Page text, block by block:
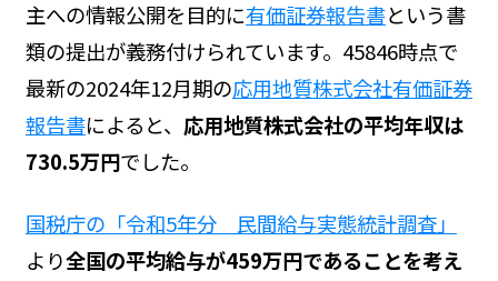
主への情報公開を目的に有価証券報告書という書
類の提出が義務付けられています。45846時点で
最新の2024年12月期の応用地質株式会社有価証券
報告書によると、 応用地質株式会社の平均年収は
730.5万円でした。
国税庁の「令和5年分 民間給与実態統計調査」
より全国の平均給与が459万円であることを考え